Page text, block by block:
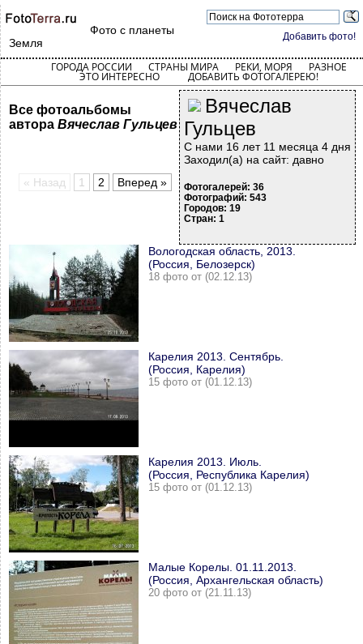
Добавить фото!
Фото с планеты
Земля
ГОРОДА РОССИИ СТРАНЫ МИРА РЕКИ, МОРЯ РАЗНОЕ
ЭТО ИНТЕРЕСНО ДОБАВИТЬ ФОТОГАЛЕРЕЮ!
Вячеслав
Гульцев
С нами 16 лет 11 месяца 4 дня
Заходил(а) на сайт: давно
Фотогалерей: 36
Фотографий: 543
Городов: 19
Стран: 1
Все фотоальбомы
автора Вячеслав Гульцев
« Назад 1 2 Вперед »
Вологодская область, 2013.
(Россия, Белозерск)
18 фото от (02.12.13)
Карелия 2013. Сентябрь.
(Россия, Карелия)
15 фото от (01.12.13)
Карелия 2013. Июль.
(Россия, Республика Карелия)
15 фото от (01.12.13)
Малые Корелы. 01.11.2013.
(Россия, Архангельская область)
20 фото от (21.11.13)